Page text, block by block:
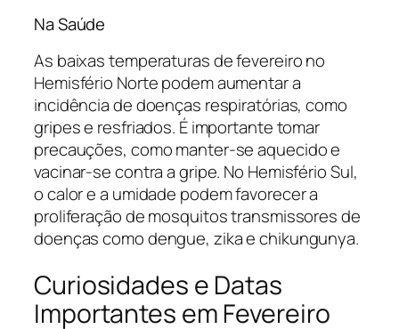
Na Saúde
As baixas temperaturas de fevereiro no
Hemisfério Norte podem aumentar a
incidência de doenças respiratórias, como
gripes e resfriados. É importante tomar
precauções, como manter-se aquecido e
vacinar-se contra a gripe. No Hemisfério Sul,
o calor e a umidade podem favorecer a
proliferação de mosquitos transmissores de
doenças como dengue, zika e chikungunya.
Curiosidades e Datas
Importantes em Fevereiro